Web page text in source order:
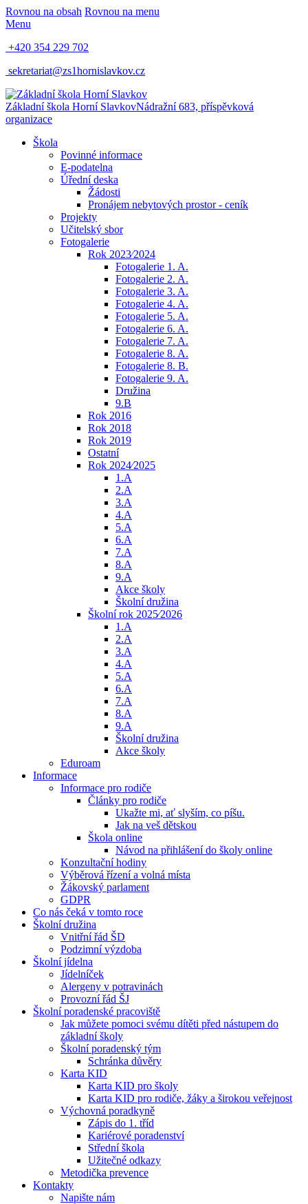
Rovnou na obsah Rovnou na menu
Menu
+420 354 229 702
sekretariat@zs1hornislavkov.cz
Základní škola Horní SlavkovNádražní 683, příspěvková
organizace
Škola
Povinné informace
E-podatelna
Úřední deska
Žádosti
Pronájem nebytových prostor - ceník
Projekty
Učitelský sbor
Fotogalerie
Rok 2023⁄2024
Fotogalerie 1. A.
Fotogalerie 2. A.
Fotogalerie 3. A.
Fotogalerie 4. A.
Fotogalerie 5. A.
Fotogalerie 6. A.
Fotogalerie 7. A.
Fotogalerie 8. A.
Fotogalerie 8. B.
Fotogalerie 9. A.
Družina
9.B
Rok 2016
Rok 2018
Rok 2019
Ostatní
Rok 2024⁄2025
1.A
2.A
3.A
4.A
5.A
6.A
7.A
8.A
9.A
Akce školy
Školní družina
Školní rok 2025⁄2026
1.A
2.A
3.A
4.A
5.A
6.A
7.A
8.A
9.A
Školní družina
Akce školy
Eduroam
Informace
Informace pro rodiče
Články pro rodiče
Ukažte mi, ať slyším, co píšu.
Jak na veš dětskou
Škola online
Návod na přihlášení do školy online
Konzultační hodiny
Výběrová řízení a volná místa
Žákovský parlament
GDPR
Co nás čeká v tomto roce
Školní družina
Vnitřní řád ŠD
Podzimní výzdoba
Školní jídelna
Jídelníček
Alergeny v potravinách
Provozní řád ŠJ
Školní poradenské pracoviště
Jak můžete pomoci svému dítěti před nástupem do
základní školy
Školní poradenský tým
Schránka důvěry
Karta KID
Karta KID pro školy
Karta KID pro rodiče, žáky a širokou veřejnost
Výchovná poradkyně
Zápis do 1. tříd
Kariérové poradenství
Střední škola
Užitečné odkazy
Metodička prevence
Kontakty
Napište nám